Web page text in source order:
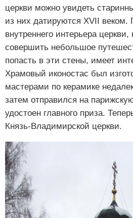
церкви можно увидеть
из них датируются XVII веком.
внутреннего интерьера
совершить небольшое
попасть в эти стены, имеет
Храмовый иконостас был
мастерами по керамике
затем отправился на
удостоен главного приза.
Князь-Владимирской церкви.